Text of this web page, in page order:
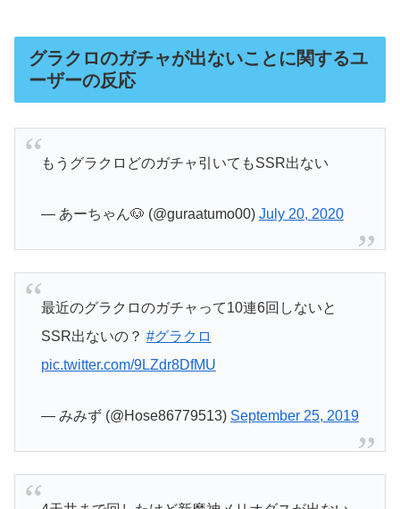
グラクロのガチャが出ないことに関するユ
ーザーの反応
もうグラクロどのガチャ引いてもSSR出ない
— あーちゃん🐶 (@guraatumo00) July 20, 2020
最近のグラクロのガチャって10連6回しないと
SSR出ないの？ #グラクロ
pic.twitter.com/9LZdr8DfMU
— みみず (@Hose86779513) September 25, 2019